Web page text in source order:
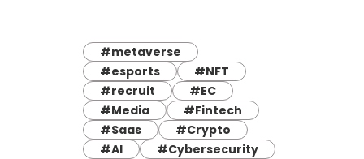
#metaverse
#esports
#NFT
#recruit
#EC
#Media
#Fintech
#Saas
#Crypto
#AI
#Cybersecurity